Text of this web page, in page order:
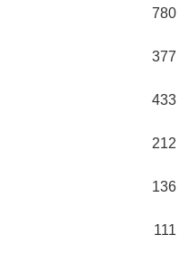
780
377
433
212
136
111